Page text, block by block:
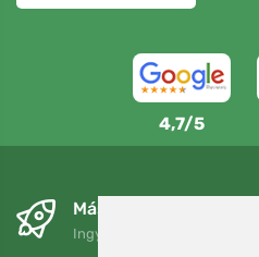
4,7/5
Másnapra és
Ingyenes szállítás a